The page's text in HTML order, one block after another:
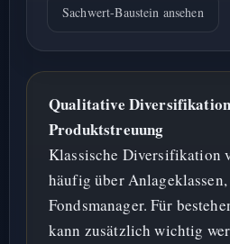
Sachwert-Baustein ansehen
Qualitative
Produktstreuung
Klassische Diversifikation
häufig über
Fondsmanager. Für
kann zusätzlich wichtig